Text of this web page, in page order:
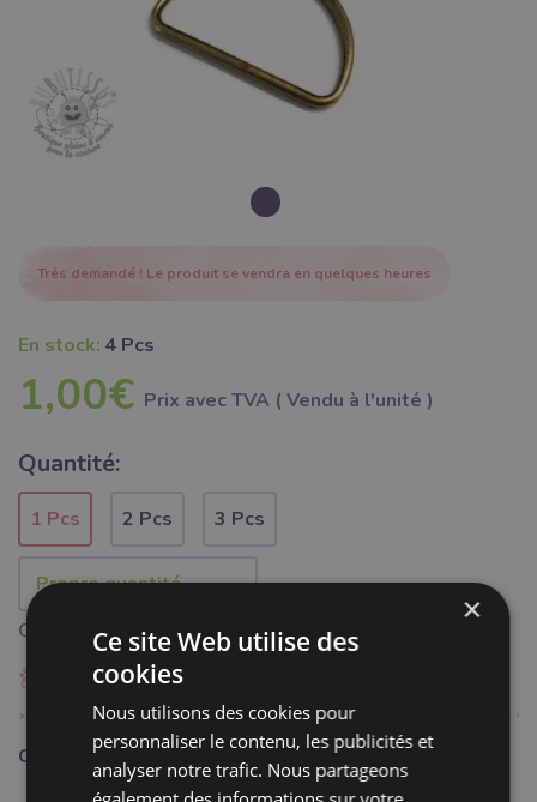
Très demandé ! Le produit se vendra en quelques heures
En stock: 4 Pcs
1,00€ Prix ​​avec TVA ( Vendu à l'unité )
Quantité:
1 Pcs 2 Pcs 3 Pcs
Quantité minimale 1 pièce
Ajouter à Bubumix
Catégorie: Mercerie
×
Ce site Web utilise des
cookies
Nous utilisons des cookies pour
personnaliser le contenu, les publicités et
analyser notre trafic. Nous partageons